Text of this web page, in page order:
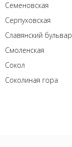
Семеновская
Серпуховская
Славянский бульвар
Смоленская
Сокол
Соколиная гора